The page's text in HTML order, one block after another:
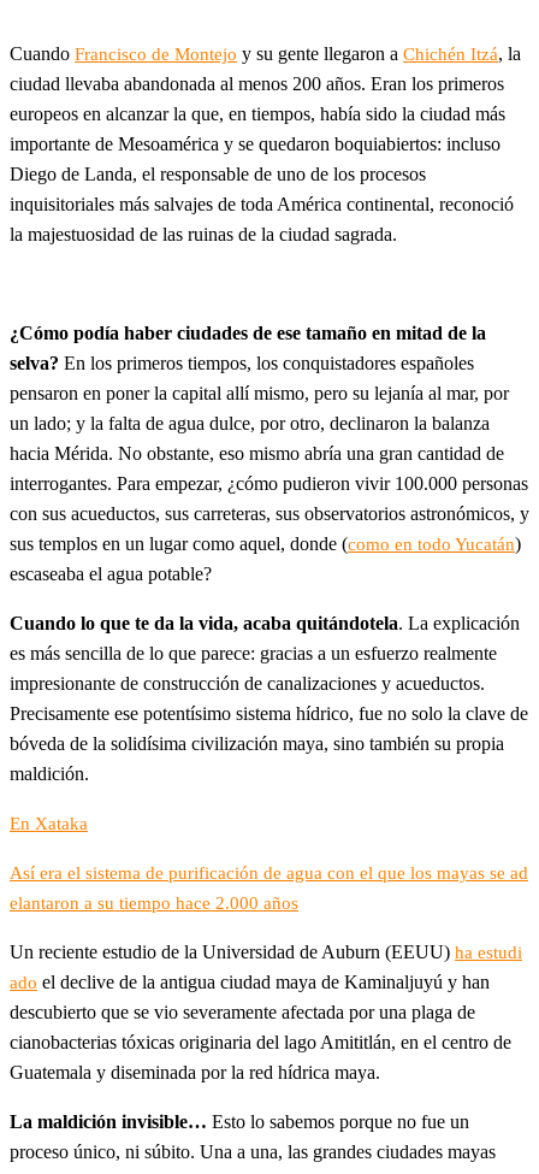
Cuando Francisco de Montejo y su gente llegaron a Chichén Itzá, la
ciudad llevaba abandonada al menos 200 años. Eran los primeros
europeos en alcanzar la que, en tiempos, había sido la ciudad más
importante de Mesoamérica y se quedaron boquiabiertos: incluso
Diego de Landa, el responsable de uno de los procesos
inquisitoriales más salvajes de toda América continental, reconoció
la majestuosidad de las ruinas de la ciudad sagrada.
¿Cómo podía haber ciudades de ese tamaño en mitad de la
selva? En los primeros tiempos, los conquistadores españoles
pensaron en poner la capital allí mismo, pero su lejanía al mar, por
un lado; y la falta de agua dulce, por otro, declinaron la balanza
hacia Mérida. No obstante, eso mismo abría una gran cantidad de
interrogantes. Para empezar, ¿cómo pudieron vivir 100.000 personas
con sus acueductos, sus carreteras, sus observatorios astronómicos, y
sus templos en un lugar como aquel, donde (como en todo Yucatán)
escaseaba el agua potable?
Cuando lo que te da la vida, acaba quitándotela. La explicación
es más sencilla de lo que parece: gracias a un esfuerzo realmente
impresionante de construcción de canalizaciones y acueductos.
Precisamente ese potentísimo sistema hídrico, fue no solo la clave de
bóveda de la solidísima civilización maya, sino también su propia
maldición.
En Xataka
Así era el sistema de purificación de agua con el que los mayas se ad
elantaron a su tiempo hace 2.000 años
Un reciente estudio de la Universidad de Auburn (EEUU) ha estudi
ado el declive de la antigua ciudad maya de Kaminaljuyú y han
descubierto que se vio severamente afectada por una plaga de
cianobacterias tóxicas originaria del lago Amititlán, en el centro de
Guatemala y diseminada por la red hídrica maya.
La maldición invisible… Esto lo sabemos porque no fue un
proceso único, ni súbito. Una a una, las grandes ciudades mayas